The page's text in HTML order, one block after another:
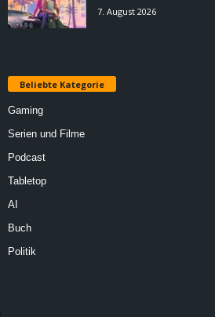
7. August 2026
Beliebte Kategorie
Gaming
Serien und Filme
Podcast
Tabletop
AI
Buch
Politik